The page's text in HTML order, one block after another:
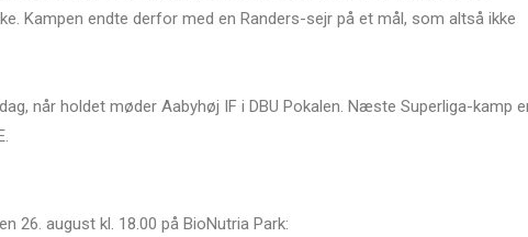
Kampen endte derfor med en Randers-sejr på et mål, som altså ikke
når holdet møder Aabyhøj IF i DBU Pokalen. Næste Superliga-kamp
26. august kl. 18.00 på BioNutria Park: